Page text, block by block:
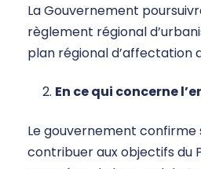
La Gouvernement
règlement régional
plan régional d’affectation
En ce qui concerne
Le gouvernement confirme
contribuer aux objectifs du